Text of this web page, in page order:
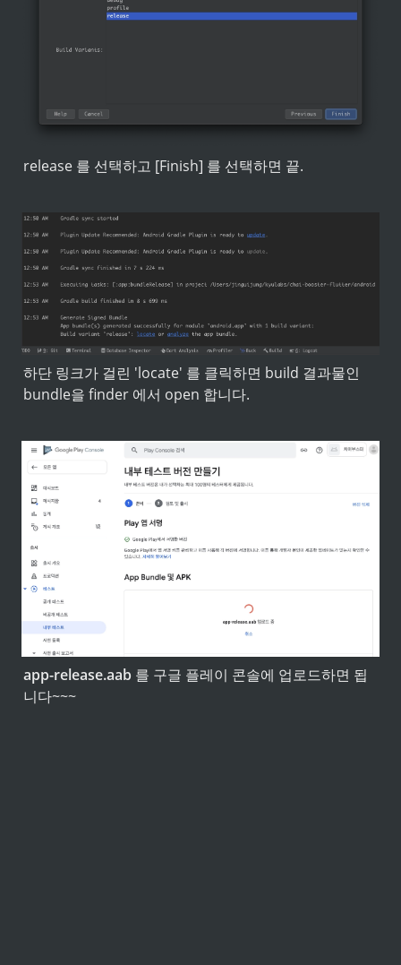
release 를 선택하고 [Finish] 를 선택하면 끝.
하단 링크가 걸린 'locate' 를 클릭하면 build 결과물인
bundle을 finder 에서 open 합니다.
app-release.aab 를 구글 플레이 콘솔에 업로드하면 됩
니다~~~